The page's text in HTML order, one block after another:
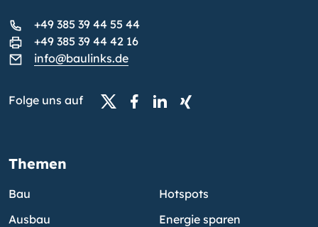
+49 385 39 44 55 44
+49 385 39 44 42 16
info@baulinks.de
Folge uns auf
Themen
Bau
Ausbau
Hotspots
Energie sparen